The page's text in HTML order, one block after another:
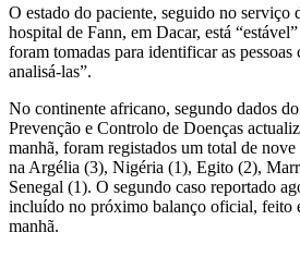
O estado do paciente, seguido no serviço
hospital de Fann, em Dacar, está
foram tomadas para identificar as
analisá-las”.
No continente africano, segundo dados
Prevenção e Controlo de Doenças
manhã, foram registados um total de
na Argélia (3), Nigéria (1), Egito (2),
Senegal (1). O segundo caso reportado
incluído no próximo balanço oficial, feito
manhã.